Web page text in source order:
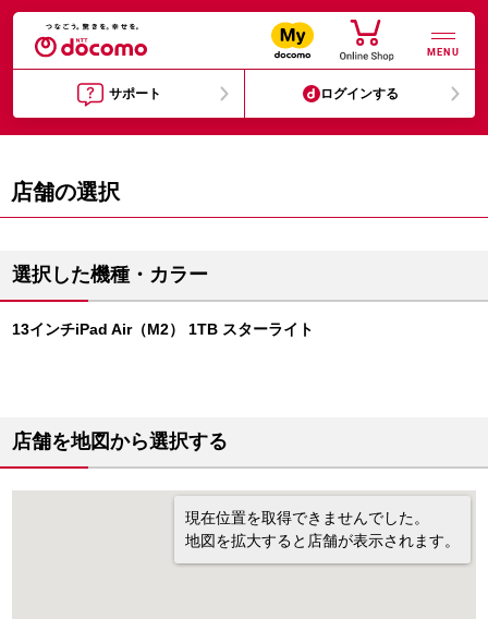
MENU
サポート ログインする
店舗の選択
選択した機種・カラー
13インチiPad Air（M2） 1TB スターライト
店舗を地図から選択する
現在位置を取得できませんでした。
地図を拡大すると店舗が表示されます。